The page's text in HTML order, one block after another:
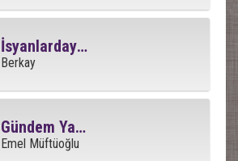
İsyanlardayım
Berkay
Gündem Yaratayım Mı
Emel Müftüoğlu